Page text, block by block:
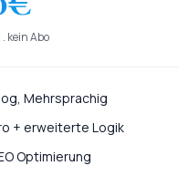
kein Abo
Mehrsprachig
+ erweiterte Logik
Optimierung